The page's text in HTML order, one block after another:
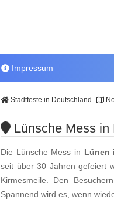
Impressum
Stadtfeste in Deutschland
Lünsche Mess in
Die Lünsche Mess in Lünen
seit über 30 Jahren gefeiert
Kirmesmeile. Den
Spannend wird es, wenn